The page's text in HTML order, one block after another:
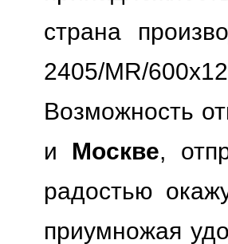
страна
2405/MR/
Возможность
и Москве,
радостью
приумножая